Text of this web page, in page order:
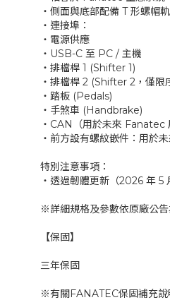
‧側面與底部配備 T 形螺帽
‧連接埠：
‧電源供應
‧USB-C 至 PC / 主機
‧排檔桿 1 (Shifter 1)
‧排檔桿 2 (Shifter 2，僅限
‧踏板 (Pedals)
‧手煞車 (Handbrake)
‧CAN（用於未來 Fanatec
‧前方設有螺紋嵌件：用於
特別注意事項：
‧透過韌體更新（2026 年 5
※詳細規格及參數依原廠公告
【保固】
三年保固
※有關FANATEC保固補充說